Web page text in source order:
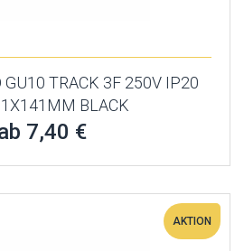
GU10 TRACK 3F 250V IP20
BLACK
7,40 €
AKTION